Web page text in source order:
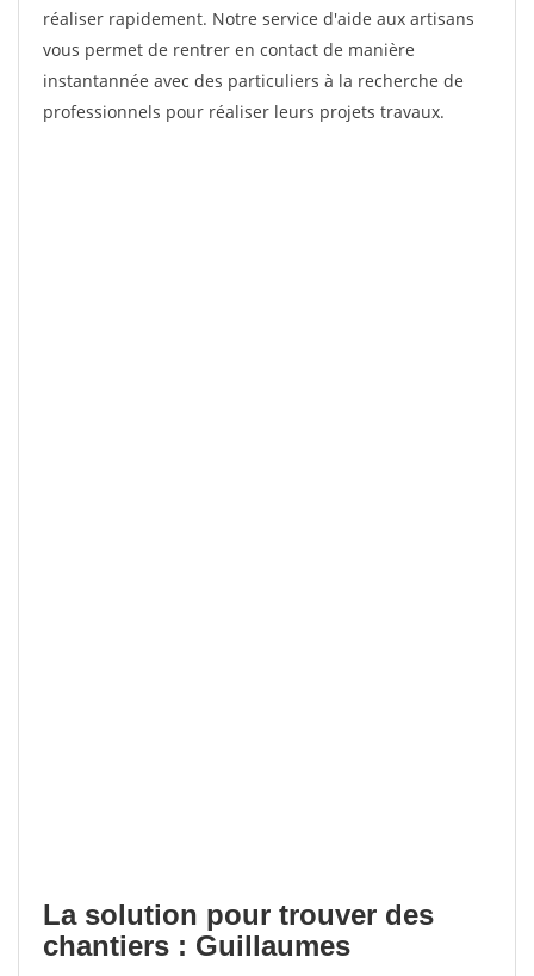
réaliser rapidement. Notre service d'aide aux artisans
vous permet de rentrer en contact de manière
instantannée avec des particuliers à la recherche de
professionnels pour réaliser leurs projets travaux.
La solution pour trouver des
chantiers : Guillaumes